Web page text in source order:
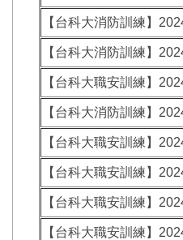
【台科大消防訓練】
【台科大消防訓練】
【台科大職安訓練】
【台科大消防訓練】
【台科大職安訓練】
【台科大職安訓練】
【台科大職安訓練】
【台科大職安訓練】